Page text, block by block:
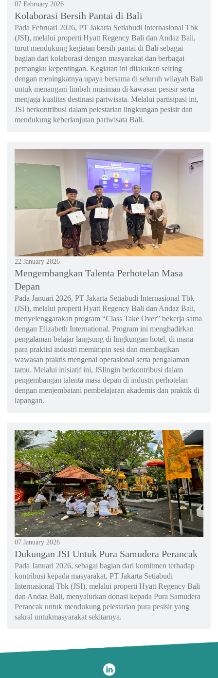
07 February 2026
Kolaborasi Bersih Pantai di Bali
Pada Februari 2026, PT Jakarta Setiabudi Internasional Tbk
(JSI), melalui properti Hyatt Regency Bali dan Andaz Bali,
turut mendukung kegiatan bersih pantai di Bali sebagai
bagian dari kolaborasi dengan masyarakat dan berbagai
pemangku kepentingan. Kegiatan ini dilakukan seiring
dengan meningkatnya upaya bersama di seluruh wilayah Bali
untuk menangani limbah musiman di kawasan pesisir serta
menjaga kualitas destinasi pariwisata. Melalui partisipasi ini,
JSI berkontribusi dalam pelestarian lingkungan pesisir dan
mendukung keberlanjutan pariwisata Bali.
22 January 2026
Mengembangkan Talenta Perhotelan Masa
Depan
Pada Januari 2026, PT Jakarta Setiabudi Internasional Tbk
(JSI), melalui properti Hyatt Regency Bali dan Andaz Bali,
menyelenggarakan program “Class Take Over” bekerja sama
dengan Elizabeth International. Program ini menghadirkan
pengalaman belajar langsung di lingkungan hotel, di mana
para praktisi industri memimpin sesi dan membagikan
wawasan praktis mengenai operasional serta pengalaman
tamu. Melalui inisiatif ini, JSIingin berkontribusi dalam
pengembangan talenta masa depan di industri perhotelan
dengan menjembatani pembelajaran akademis dan praktik di
lapangan.
07 January 2026
Dukungan JSI Untuk Pura Samudera Perancak
Pada Januari 2026, sebagai bagian dari komitmen terhadap
kontribusi kepada masyarakat, PT Jakarta Setiabudi
Internasional Tbk (JSI), melalui properti Hyatt Regency Bali
dan Andaz Bali, menyalurkan donasi kepada Pura Samudera
Perancak untuk mendukung pelestarian pura pesisir yang
sakral untukmasyarakat sekitarnya.